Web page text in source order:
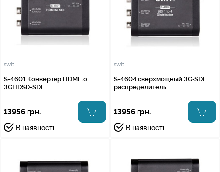
swit
S-4601 Конвертер HDMI to
3GHDSD-SDI
13956 грн.
В наявності
swit
S-4604 сверхмощный 3G-SDI
распределитель
13956 грн.
В наявності